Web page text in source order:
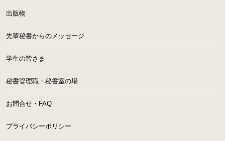
出版物
先輩秘書からのメッセージ
学生の皆さま
秘書管理職・秘書室の場
お問合せ・FAQ
プライバシーポリシー